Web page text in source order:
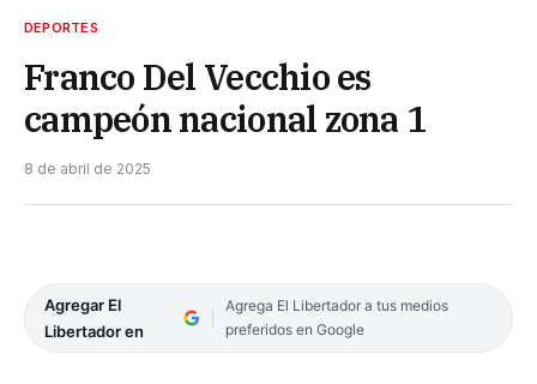
DEPORTES
Franco Del Vecchio es
campeón nacional zona 1
8 de abril de 2025
Agregar El
Libertador en
Agrega El Libertador a tus medios
preferidos en Google